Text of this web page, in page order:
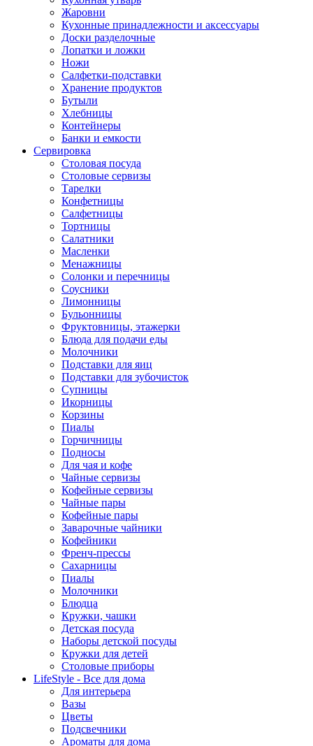
Жаровни
Кухонные принадлежности и аксессуары
Доски разделочные
Лопатки и ложки
Ножи
Салфетки-подставки
Хранение продуктов
Бутыли
Хлебницы
Контейнеры
Банки и емкости
Сервировка
Столовая посуда
Столовые сервизы
Тарелки
Конфетницы
Салфетницы
Тортницы
Салатники
Масленки
Менажницы
Солонки и перечницы
Соусники
Лимонницы
Бульонницы
Фруктовницы, этажерки
Блюда для подачи еды
Молочники
Подставки для яиц
Подставки для зубочисток
Супницы
Икорницы
Корзины
Пиалы
Горчичницы
Подносы
Для чая и кофе
Чайные сервизы
Кофейные сервизы
Чайные пары
Кофейные пары
Заварочные чайники
Кофейники
Френч-прессы
Сахарницы
Пиалы
Молочники
Блюдца
Кружки, чашки
Детская посуда
Наборы детской посуды
Кружки для детей
Столовые приборы
LifeStyle - Все для дома
Для интерьера
Вазы
Цветы
Подсвечники
Ароматы для дома